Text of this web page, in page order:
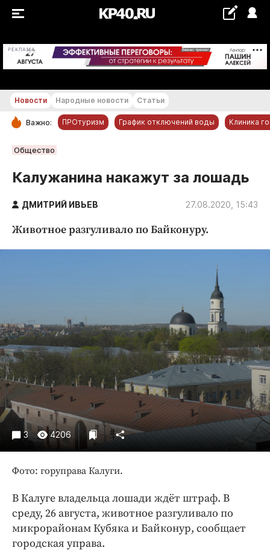
РЕКЛАМА +24...+25 °С
РУБРИКИ
Новости компаний
Статьи
Недвижимость и ЖКХ
Образование
Общество
Погода
Праздники
Происшествия
Спорт
Экономика и бизнес
Издания
Медиаперсона
Интересное чтиво
Новости Народные новости Статьи
Важно: ПРОтуризм График отключений воды Клиника
Общество
Калужанина накажут за лошадь
ДМИТРИЙ ИВЬЕВ 27.08.2020, 15:43
Животное разгуливало по Байконуру.
3 4206
Фото: горуправа Калуги.
В Калуге владельца лошади ждёт штраф. В
среду, 26 августа, животное разгуливало по
микрорайонам Кубяка и Байконур, сообщает
городская управа.